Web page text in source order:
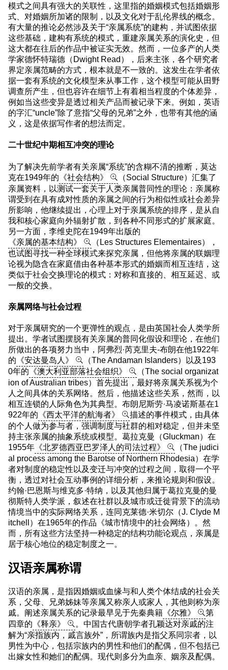
模式之间具有强大的关联性，这里指的婚姻模式包括婚姻形
式、对婚姻所加诸的限制，以及文化对于乱伦界线的概念。
有大量的推论必然涉及关于“亲属系统”的建构，并试图依据
这些基础，建构有系统的模式，重建亲属关系的演化史，但
这大都在往后的作品中被证实无效。然而，一位多产的人类
学家德怀特瑞德（Dwight Read），后来主张，各个研究者
界定亲属范畴的方式，根本就是不一致的。这发生在学者依
据一套有系统的文化模型来从事工作，这个模型可能从田野
调查所产生，但也容许在细节上有着相当程度的个体差异，
例如当这些变异是透过相关产品而被记录下来。例如，英语
的字汇“uncle”除了意指“父母的兄弟”之外，也带有其他的涵
义，这是依据写作者的想法而定。
二十世纪中期相互冲突的理论
为了解决先前学者有关亲属“系统”的含糊不清的推断，莫达
克在1949年的 《社会结构》
（Social Structure）汇集了
亲属资料，以测试一套关于人类亲属普同性的理论：亲属称
谓受到在具有成对性质的亲属之间的行为相似性或社会差异
所影响，他继续提出，心理上对于亲属系统的排序，是从自
我和核心家庭向外辐射扩散，到各种不同形式的扩展家庭。
另一方面，李维史陀在1949年出版的
《亲属的基本结构》
（Les Structures Elementaires），
也试图寻找一种全球模式来探究亲属，但他将亲属的联姻理
论视为隐含在家庭借由各种基本形式的婚姻而相互连结，这
类似于社会交换理论的模式：对称和直接的、相互延迟、或
一般的交换。
亲属网络与社会过程
对于亲属研究的一个更弹性的观点，是由英国社会人类学所
提出。学者试图摆脱有关亲属的普同化假设和理论，在他们
所做出的各项努力当中，阿弗烈·芮克里夫-布朗在他1922年
的 《安达曼岛人》
（The Andaman Islanders）以及193
0年的 《澳大利亚部落社会组织》
（The social organizat
ion of Australian tribes）首先提出，最好将亲属关系视为个
人之间具体的关系网络。然后，他描述这些关系，然而，以
相互连锁的人际角色为其典型。布朗尼斯劳·马凌诺斯基在1
922年的 《西太平洋的航海者》
描述的事件模式，由具体
的个人做为参与者，强调制度与社群的相对稳定，但并未坚
持主张亲属的抽象系统或模型。葛拉克曼（Gluckman）在
1955年 《北罗德西亚巴罗泽人的司法过程》
（The judici
al process among the Barotse of Northern Rhodesia）在学
者对制度的稳定性以及变迁与冲突的过程之间，取得一个平
衡，透过对社会互动事例的详细分析，来推论规则和假设。
约翰·巴恩斯与维克多·特纳，以及其他归属于葛拉克曼的曼
彻斯特人类学派，叙述在社群以及城市或迁徙背景下的流动
情境当中的实际网络关系，连同克莱德·米切尔（J. Clyde M
itchell）在1965年的作品《城市情境中的社会网络）。然
而，所有这些方法坚持一种稳定的结构功能论观点，亲属是
居于核心地位的稳定制度之一。
汉语亲属称谓
汉语的亲属，是指因婚姻或血缘与和人类个体结成的社会关
系，父母、兄弟姊妹等亲属又称亲人或家人，其他则称为亲
戚。阐述亲属关系的记录最早见于先秦典籍 《尔雅》
第
四章的 《释亲》
。中国古代唐朝学者孔颖达对亲戚的注
解为“亲指族内，戚言族外”，所谓族内是指父系同宗者，以
男性为中心，包括宗族内的男性和他们的配偶，但不包括已
出嫁女性和她们的配偶。现代则多分为血亲、姻亲及配偶。